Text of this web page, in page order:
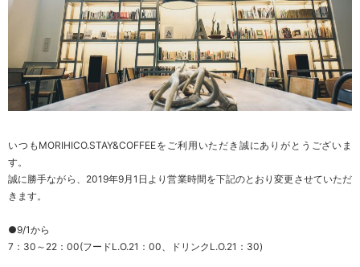
いつもMORIHICO.STAY&COFFEEをご利用いただき誠にありがとうございま
す。
誠に勝手ながら、2019年9月1日より営業時間を下記のとおり変更させていただ
きます。
●9/1から
7：30～22：00(フードL.O.21：00、ドリンクL.O.21：30)